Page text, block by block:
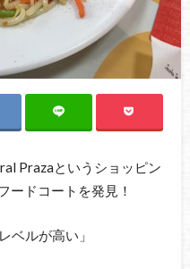
Prazaというショッピン
ードコートを発見！
ベルが高い」